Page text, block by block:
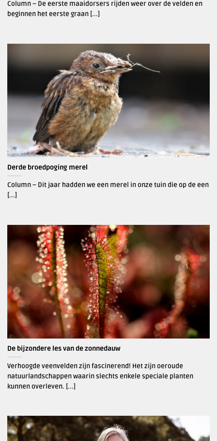
Column – De eerste maaidorsers rijden weer over de velden en
beginnen het eerste graan [...]
Derde broedpoging merel
Column – Dit jaar hadden we een merel in onze tuin die op de een
[...]
De bijzondere les van de zonnedauw
Verhoogde veenvelden zijn fascinerend! Het zijn oeroude
natuurlandschappen waarin slechts enkele speciale planten
kunnen overleven. [...]